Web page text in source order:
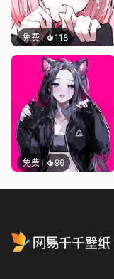
免费 118
免费 96